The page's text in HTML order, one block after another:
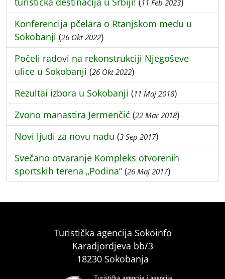
11 Feb 2023
Konferencija pčelara o Rtanjskom medu u
Sokobanji (26 Okt 2022)
Počeli radovi na rekonstrukciji Njegoševe
ulice u Sokobanji (26 Okt 2022)
Rezultai izbora u Sokobanji (11 Maj 2018)
Zvono manastira Jermenčić (22 Mar 2018)
Novi ljudi za novu nadu (3 Sep 2017)
Svečano otvaranje Kompleks otvorenih
sportskih terena „Podina“ (26 Maj 2017)
Turistička agencija Sokoinfo
Karadjordjeva bb/3
18230 Sokobanja